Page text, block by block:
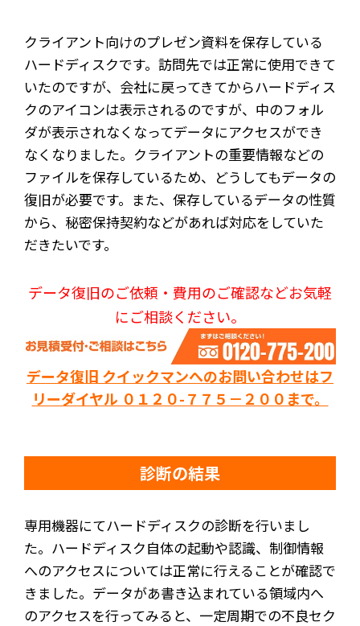
クライアント向けのプレゼン資料を保存している
ハードディスクです。訪問先では正常に使用できて
いたのですが、会社に戻ってきてからハードディス
クのアイコンは表示されるのですが、中のフォル
ダが表示されなくなってデータにアクセスができ
なくなりました。クライアントの重要情報などの
ファイルを保存しているため、どうしてもデータの
復旧が必要です。また、保存しているデータの性質
から、秘密保持契約などがあれば対応をしていた
だきたいです。
データ復旧のご依頼・費用のご確認などお気軽
にご相談ください。
データ復旧 クイックマンへのお問い合わせはフ
リーダイヤル ０１２０-７７５－２００まで。
診断の結果
専用機器にてハードディスクの診断を行いまし
た。ハードディスク自体の起動や認識、制御情報
へのアクセスについては正常に行えることが確認で
きました。データがあ書き込まれている領域内へ
のアクセスを行ってみると、一定周期での不良セク